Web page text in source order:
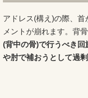
アドレス(構え)の際、
メントが崩れます。背
(背中の骨)で行うべき
や肘で補おうとして過